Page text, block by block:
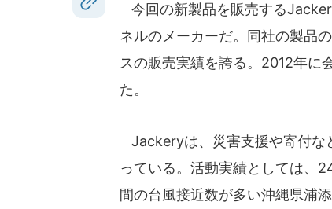
今回の新製品を販売する
ネルのメーカーだ。同社の製品
スの販売実績を誇る。2012年に
た。
Jackeryは、災害支援や寄付な
っている。活動実績としては、
間の台風接近数が多い沖縄県浦